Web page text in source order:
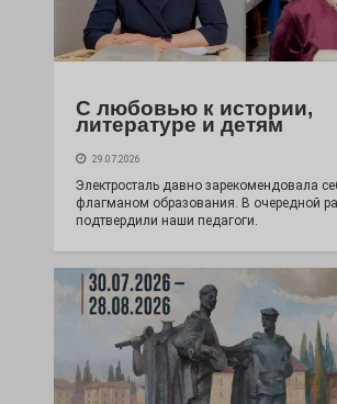
С любовью к истории,
литературе и детям
29.07.2026
Электросталь давно зарекомендовала
флагманом образования. В очередной
подтвердили наши педагоги.